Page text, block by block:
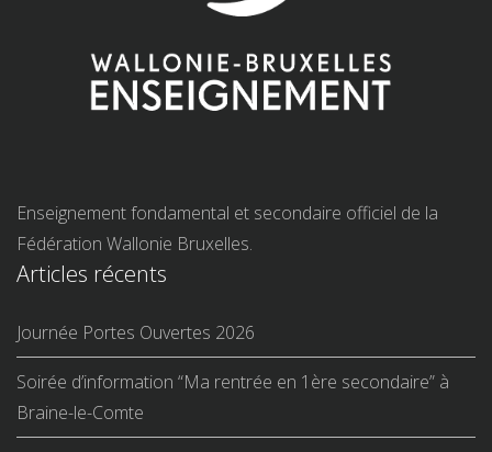
Enseignement fondamental et secondaire officiel de la
Fédération Wallonie Bruxelles.
Articles récents
Journée Portes Ouvertes 2026
Soirée d’information “Ma rentrée en 1ère secondaire” à
Braine-le-Comte